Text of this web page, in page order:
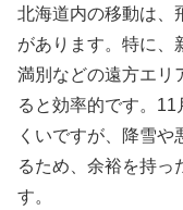
北海道内の移動は、
があります。特に、
満別などの遠方エリ
ると効率的です。
くいですが、降雪
るため、余裕を持っ
す。